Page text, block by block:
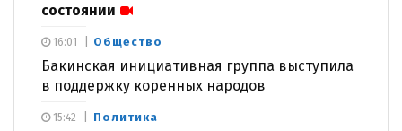
состоянии
Общество
Бакинская инициативная группа выступила
в поддержку коренных народов
16:01
Политика
15:42